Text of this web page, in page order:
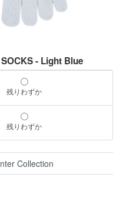
- Light Blue
残りわずか
残りわずか
Collection